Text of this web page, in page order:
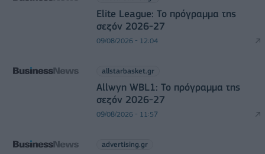
Elite League: Το πρόγραμμα της
σεζόν 2026-27
09/08/2026 - 12:04
allstarbasket.gr
Allwyn WBL1: Το πρόγραμμα της
σεζόν 2026-27
09/08/2026 - 11:57
advertising.gr